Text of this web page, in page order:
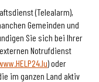
(Telealarm),
Gemeinden und
Sie sich bei Ihrer
Notrufdienst
) oder
im ganzen Land aktiv